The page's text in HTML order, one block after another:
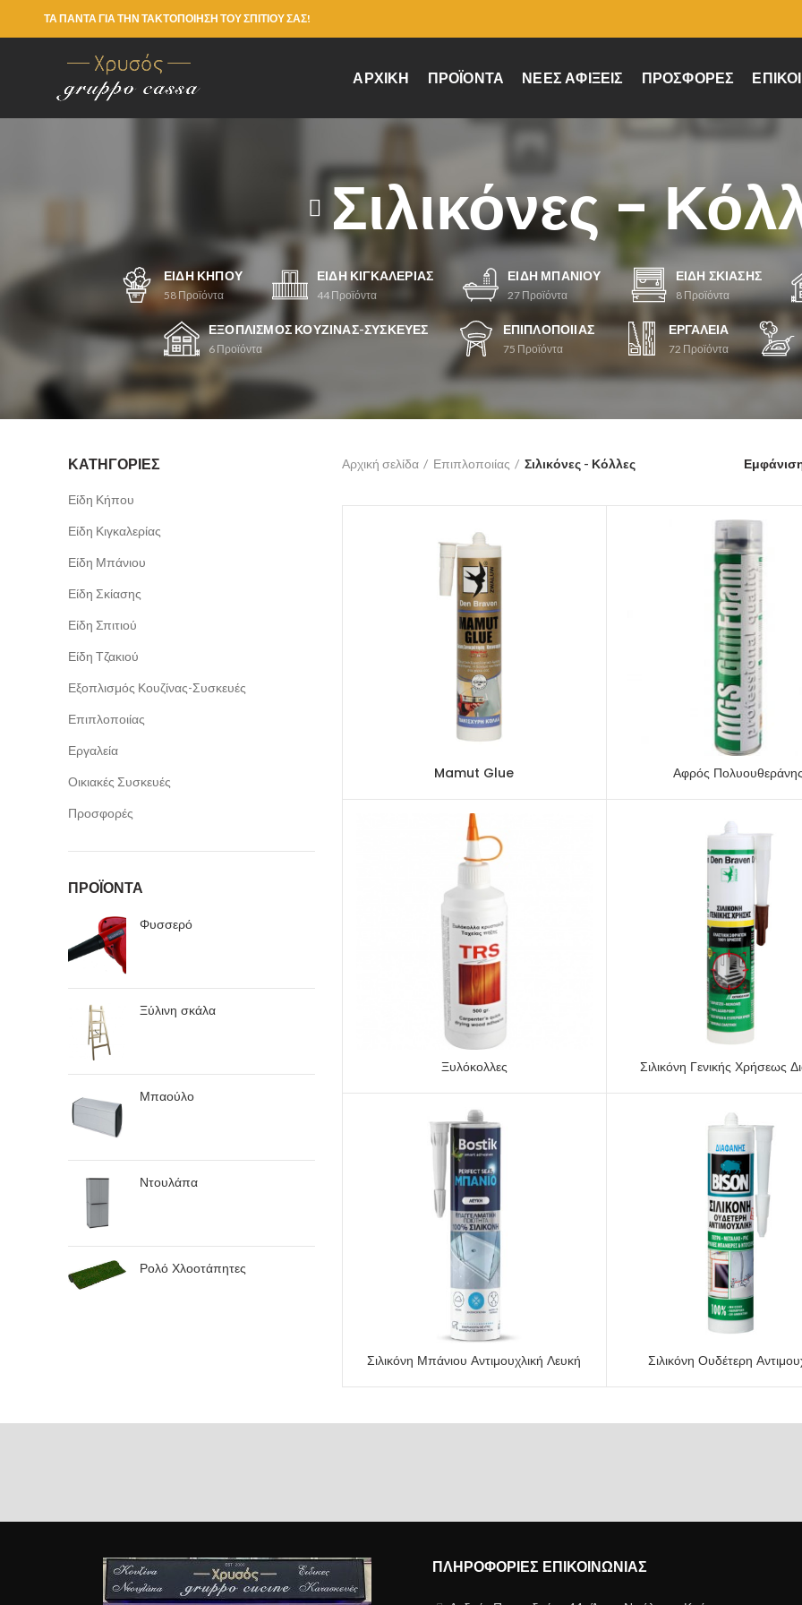
ΤΑ ΠΑΝΤΑ ΓΙΑ ΤΗΝ ΤΑΚΤΟΠΟΙΗΣΗ ΤΟΥ ΣΠΙΤΙΟΥ ΣΑΣ!
ΑΡΧΙΚΉ ΠΡΟΪΌΝΤΑ ΝΈΕΣ ΑΦΊΞΕΙΣ ΠΡΟΣΦΟΡΈΣ
Σιλικόνες -
ΕΊΔΗ ΚΉΠΟΥ
58 Προϊόντα
ΕΊΔΗ ΚΙΓΚΑΛΕΡΊΑΣ
44 Προϊόντα
ΕΊΔΗ ΜΠΆΝΙΟΥ
27 Προϊόντα
ΕΊΔΗ ΣΚΊΑΣΗΣ
8 Προϊόντα
ΕΞΟΠΛΙΣΜΌΣ ΚΟΥΖΊΝΑΣ-ΣΥΣΚΕΥΈΣ
6 Προϊόντα
ΕΠΙΠΛΟΠΟΙΊΑΣ
75 Προϊόντα
ΕΡΓΑΛΕΊΑ
72 Προϊόντα
ΚΑΤΗΓΟΡΊΕΣ
Είδη Κήπου
Είδη Κιγκαλερίας
Είδη Μπάνιου
Είδη Σκίασης
Είδη Σπιτιού
Είδη Τζακιού
Εξοπλισμός Κουζίνας-Συσκευές
Επιπλοποιίας
Εργαλεία
Οικιακές Συσκευές
Προσφορές
ΠΡΟΪΌΝΤΑ
Φυσσερό
Ξύλινη σκάλα
Μπαούλο
Ντουλάπα
Ρολό Χλοοτάπητες
Αρχική σελίδα Επιπλοποιίας Σιλικόνες - Κόλλες
ΠΡΟΕΠΙΣΚΌΠΗΣΗ
Mamut Glue ΠΡΟΕΠΙΣΚΌΠΗΣΗ
Αφρός
ΠΡΟΕΠΙΣΚΌΠΗΣΗ
Ξυλόκολλες ΠΡΟΕΠΙΣΚΌΠΗΣΗ
Σιλικόνη Γενικής Χρήσεως
ΠΡΟΕΠΙΣΚΌΠΗΣΗ
Σιλικόνη Μπάνιου Αντιμουχλική Λευκή ΠΡΟΕΠΙΣΚΌΠΗΣΗ
Σιλικόνη Ουδέτερη
ΠΛΗΡΟΦΟΡΊΕΣ ΕΠΙΚΟΙΝΩΝΊΑΣ